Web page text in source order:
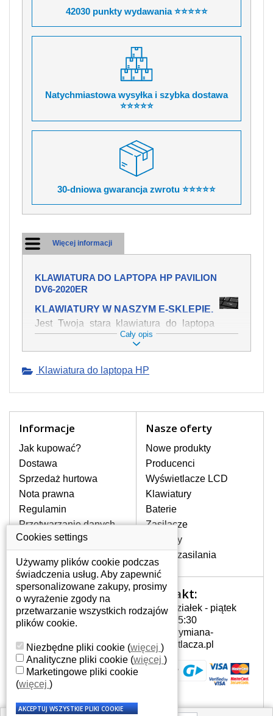
42030 punkty wydawania ⭐⭐⭐⭐⭐
Natychmiastowa wysyłka i szybka dostawa
⭐⭐⭐⭐⭐
30-dniowa gwarancja zwrotu ⭐⭐⭐⭐⭐
Więcej informacji
KLAWIATURA DO LAPTOPA HP PAVILION
DV6-2020ER
KLAWIATURY W NASZYM E-SKLEPIE.
Jest Twoja stara klawiatura do laptopa
HP Pavilion dv6-2020er mechanicznie
uszkodzona, polałeś ją płynem, który
swojej pozycji? Kup nową klawiaturę,
Oferujemy oryginalne klawiatury w
stronie internetowej ją znajdziesz za
pomocy wyszukiwarki. Wystarczy znać
model laptopa. Przy każdej klawiaturze
nie może brakować szczególowe zdjęcie
do aktualnego stanu naszego magazynu.
W JAKI SPOSÓB MOŻE SIĘ
PRZEJAWIAĆ USTERKA
Częstymi objawami są pomijanie liter
czy wyświetlanie innych liter oraz
dublowanie tych samych znaków. W
przypadku podlicia klawisze nie
powrócą do pierwotnej pozycji. Albo
też uszkodzenie mechaniczne, np.
JAK TO DZIAŁA?
Klawiatura składa się z kilku
warstw folii, z których przewodzą
przewodzące warstwy.
Cały opis
Klawiatura do laptopa HP
Informacje
Jak kupować?
Dostawa
Sprzedaż hurtowa
Nota prawna
Regulamin
Przetwarzanie danych
osobowych
Gdzie nas znajdziesz
Nasze oferty
Nowe produkty
Producenci
Wyświetlacze LCD
Klawiatury
Baterie
Zasilacze
Zawiasy
Złącza zasilania
Twoje konto
Twoje konto
Dane osobowe
Adresy
Historia zamówień
Kontakt:
Poniedziałek - piątek
7:00 - 15:30
info@wymiana-
wyswietlacza.pl
Cookies settings
Używamy plików cookie podczas
świadczenia usług. Aby zapewnić
spersonalizowane zakupy, prosimy
o wyrażenie zgody na
przetwarzanie wszystkich rodzajów
plików cookie.
Niezbędne pliki cookie (więcej )
Analityczne pliki cookie (więcej )
Marketingowe pliki cookie
(więcej )